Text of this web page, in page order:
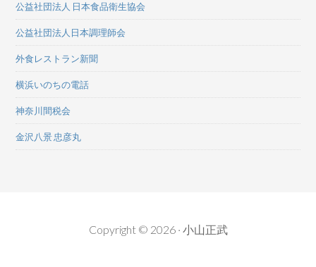
公益社団法人 日本食品衛生協会
公益社団法人日本調理師会
外食レストラン新聞
横浜いのちの電話
神奈川間税会
金沢八景 忠彦丸
Copyright © 2026 · 小山正武